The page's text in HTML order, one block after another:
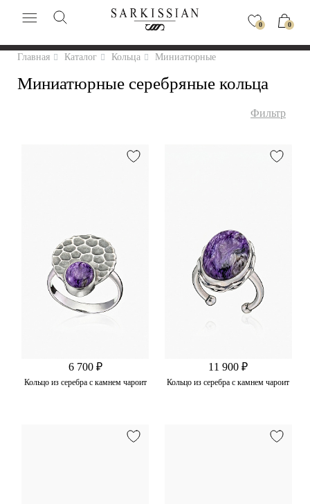
0 0
Главная Каталог Кольца Миниатюрные
Миниатюрные серебряные кольца
Фильтр
6 700 ₽
Кольцо из серебра с камнем чароит
11 900 ₽
Кольцо из серебра с камнем чароит